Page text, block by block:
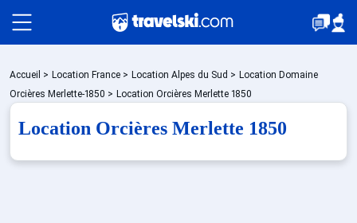
Packages
🚆Train de nuit
Accueil > Location France > Location Alpes du Sud > Location Domaine
Orcières Merlette-1850 > Location Orcières Merlette 1850
Location Orcières Merlette 1850